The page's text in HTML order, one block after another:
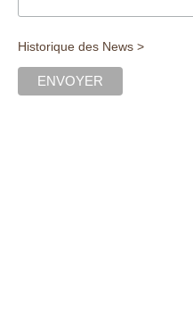
Historique des News >